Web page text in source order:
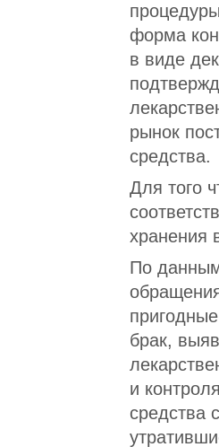
форма
в виде
рынок
средства.
Для того
хранения
По
брак,
и
средства